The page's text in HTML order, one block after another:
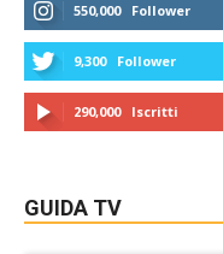
550,000 Follower
9,300 Follower
290,000 Iscritti
GUIDA TV